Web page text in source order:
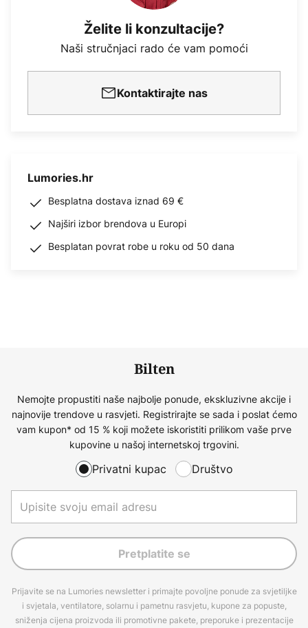
Želite li konzultacije?
Naši stručnjaci rado će vam pomoći
Kontaktirajte nas
Lumories.hr
Besplatna dostava iznad 69 €
Najširi izbor brendova u Europi
Besplatan povrat robe u roku od 50 dana
Bilten
Nemojte propustiti naše najbolje ponude, ekskluzivne akcije i
najnovije trendove u rasvjeti. Registrirajte se sada i poslat ćemo
vam kupon* od 15 % koji možete iskoristiti prilikom vaše prve
kupovine u našoj internetskoj trgovini.
Privatni kupac Društvo
Pretplatite se
Prijavite se na Lumories newsletter i primajte povoljne ponude za svjetiljke
i svjetala, ventilatore, solarnu i pametnu rasvjetu, kupone za popuste,
sniženja cijena proizvoda ili promotivne pakete, preporuke i prezentacije